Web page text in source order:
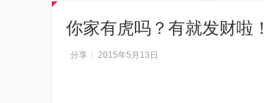
你家有虎吗？有就发财啦！
分享 2015年5月13日